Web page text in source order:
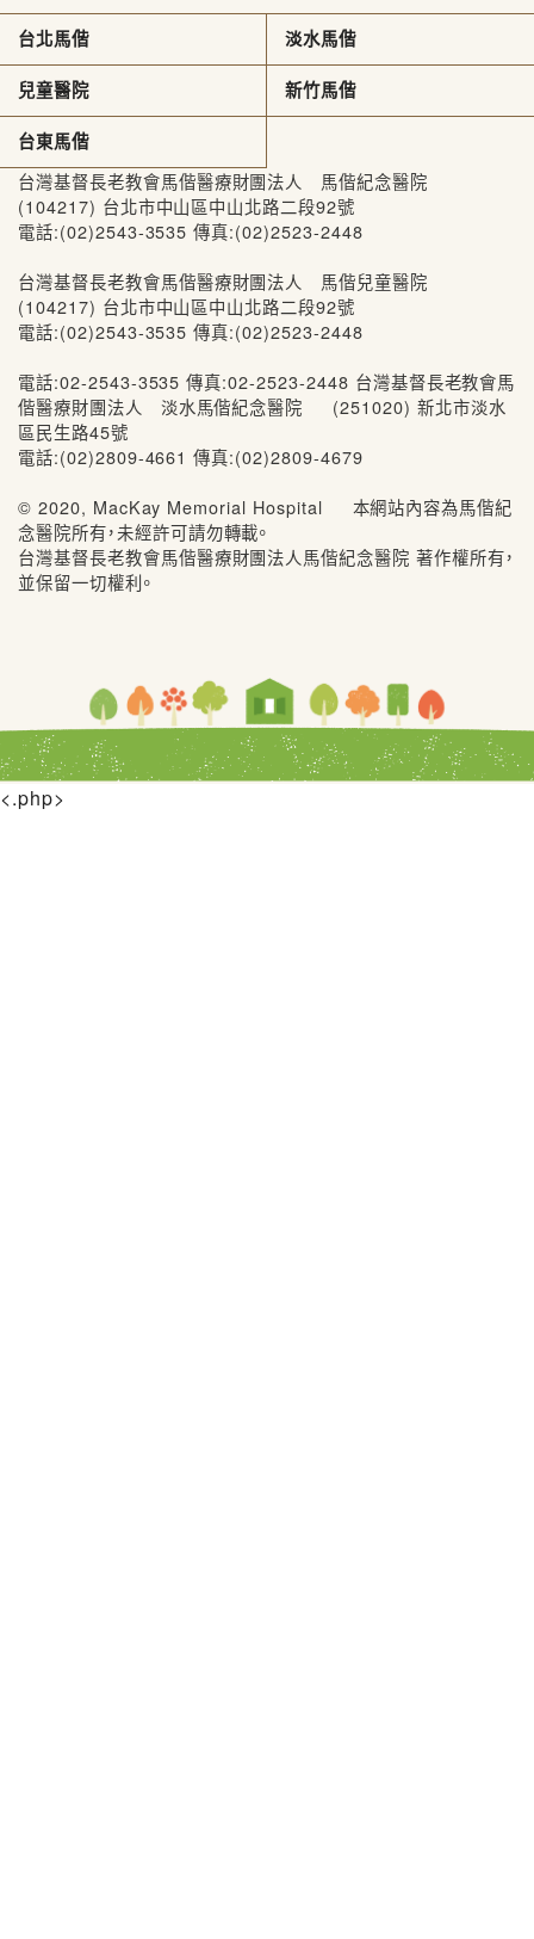
台北馬偕 淡水馬偕
兒童醫院 新竹馬偕
台東馬偕
台灣基督長老教會馬偕醫療財團法人 馬偕紀念醫院
(104217) 台北市中山區中山北路二段92號
電話:(02)2543-3535 傳真:(02)2523-2448
台灣基督長老教會馬偕醫療財團法人 馬偕兒童醫院
(104217) 台北市中山區中山北路二段92號
電話:(02)2543-3535 傳真:(02)2523-2448
電話:02-2543-3535 傳真:02-2523-2448 台灣基督長老教會馬
偕醫療財團法人 淡水馬偕紀念醫院 (251020) 新北市淡水
區民生路45號
電話:(02)2809-4661 傳真:(02)2809-4679
© 2020, MacKay Memorial Hospital 本網站內容為馬偕紀
念醫院所有，未經許可請勿轉載。
台灣基督長老教會馬偕醫療財團法人馬偕紀念醫院 著作權所有，
並保留一切權利。
<.php>